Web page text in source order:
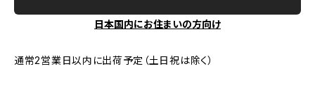
日本国内にお住まいの方向け
通常2営業日以内に出荷予定（土日祝は除く）